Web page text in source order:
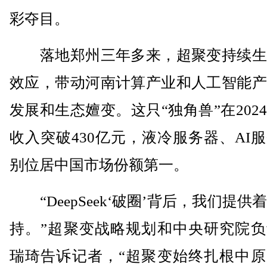
彩夺目。
落地郑州三年多来，超聚变持续
效应，带动河南计算产业和人工智能
发展和生态嬗变。这只“独角兽”在
收入突破430亿元，液冷服务器、AI
别位居中国市场份额第一。
“DeepSeek‘破圈’背后，我们提供
持。”超聚变战略规划和中央研究院
瑞琦告诉记者，“超聚变始终扎根中